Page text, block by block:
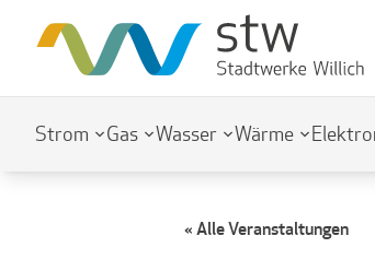
Strom Gas Wasser Wärme
« Alle Veranstaltungen